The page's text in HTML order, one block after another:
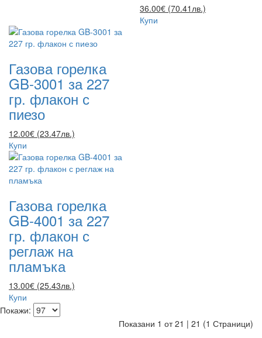
36.00€ (70.41лв.)
Купи
Газова горелка
GB-3001 за 227
гр. флакон с
пиезо
12.00€ (23.47лв.)
Купи
Газова горелка
GB-4001 за 227
гр. флакон с
реглаж на
пламъка
13.00€ (25.43лв.)
Купи
Покажи:
Показани 1 от 21 | 21 (1 Страници)